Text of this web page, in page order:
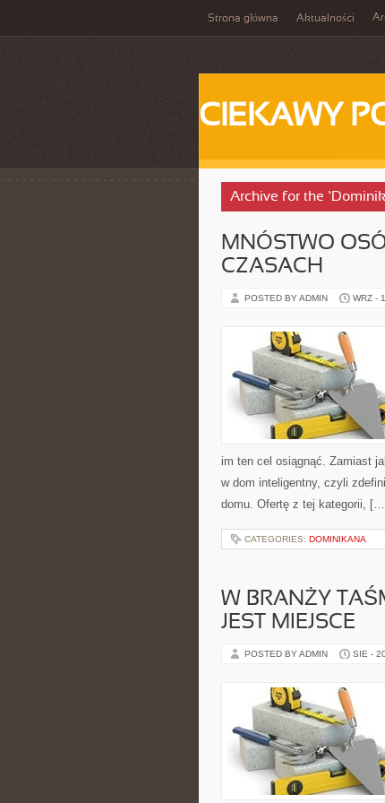
Strona główna Aktualności
CIEKAWY
Archive for the
MNÓSTWO
CZASACH
POSTED BY ADMIN WRZ -
im ten cel osiągnąć. Zamiast
w dom inteligentny, czyli
domu. Ofertę z tej kategorii,
CATEGORIES: DOMINIKANA
W BRANŻY
JEST MIEJSCE
POSTED BY ADMIN SIE -